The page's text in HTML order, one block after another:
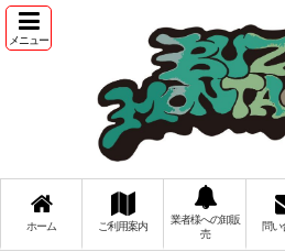
メニュー
ホーム ご利用案内
業者様への卸販
売
問い